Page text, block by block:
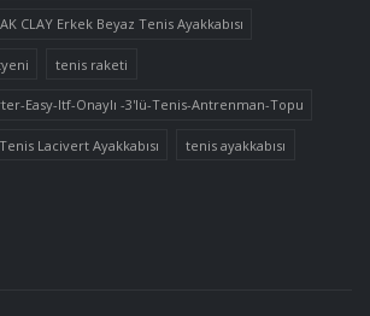
CLAY Erkek Beyaz Tenis Ayakkabısı
tenis raketi
Easy-Itf-Onaylı -3'lü-Tenis-Antrenman-Topu
Lacivert Ayakkabısı tenis ayakkabısı